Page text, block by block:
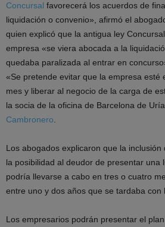
Concursal favorecerá los acuerdos de
liquidación o convenio», afirmó el
quien explicó que la antigua ley
empresa «se viera abocada a la
quedaba paralizada al entrar en
«Se pretende evitar que la empresa esté
mes y liberar al negocio de la carga de
la socia de la oficina de Barcelona de
Cambronero
Los abogados explicaron que la
la posibilidad al deudor de presentar una
podría llevarse a cabo en tres o cuatro
entre uno y dos años que se tardaba con
Los empresarios podrán presentar el